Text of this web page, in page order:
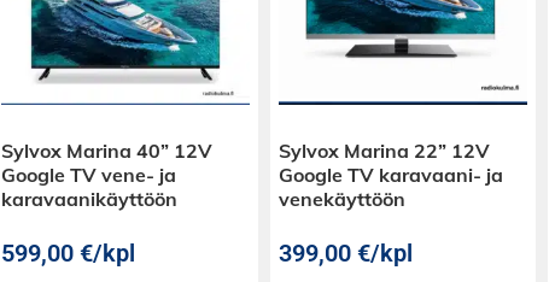
Sylvox Marina 40” 12V
Google TV vene- ja
karavaanikäyttöön
599,00 €/kpl
Sylvox Marina 22” 12V
Google TV karavaani- ja
venekäyttöön
399,00 €/kpl